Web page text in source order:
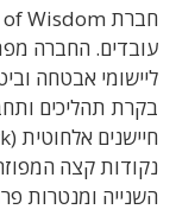
עובדים. החברה
ליישומי אבטחה
בקרת תהליכים
נקודות קצה
השנייה ומנטרות